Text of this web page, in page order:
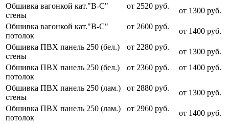
Обшивка вагонкой кат."В-С"
стены
от 2520 руб.
от 1300 руб.
Обшивка вагонкой кат."В-С"
потолок
от 2600 руб.
от 1400 руб.
Обшивка ПВХ панель 250 (бел.)
стены
от 2280 руб.
от 1300 руб.
Обшивка ПВХ панель 250 (бел.)
потолок
от 2360 руб. от 1400 руб.
Обшивка ПВХ панель 250 (лам.)
стены
от 2880 руб.
от 1300 руб.
Обшивка ПВХ панель 250 (лам.)
потолок
от 2960 руб.
от 1400 руб.